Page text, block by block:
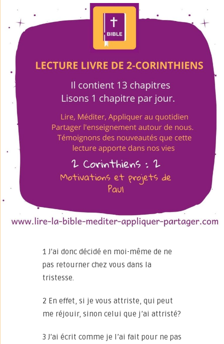
1 J’ai donc décidé en moi-même de ne
pas retourner chez vous dans la
tristesse.
2 En effet, si je vous attriste, qui peut
me réjouir, sinon celui que j’ai attristé?
3 J’ai écrit comme je l’ai fait pour ne pas